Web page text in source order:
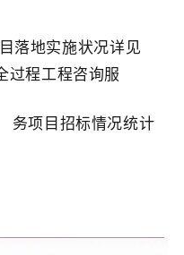
落地实施状况详见
过程工程咨询服
况统计